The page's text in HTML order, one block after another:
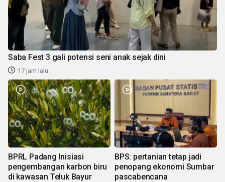
Saba Fest 3 gali potensi seni anak sejak dini
17 jam lalu
BPRL Padang Inisiasi
pengembangan karbon biru
di kawasan Teluk Bayur
BPS: pertanian tetap jadi
penopang ekonomi Sumbar
pascabencana